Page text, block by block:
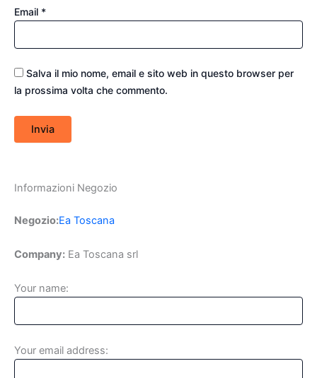
Email *
Salva il mio nome, email e sito web in questo browser per
la prossima volta che commento.
Informazioni Negozio
Negozio:Ea Toscana
Company: Ea Toscana srl
Your name:
Your email address: